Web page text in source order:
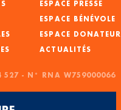
ESPACE PRESSE
ESPACE BÉNÉVOLE
ESPACE DONATEUR
ACTUALITÉS
527 - N° RNA W759000066